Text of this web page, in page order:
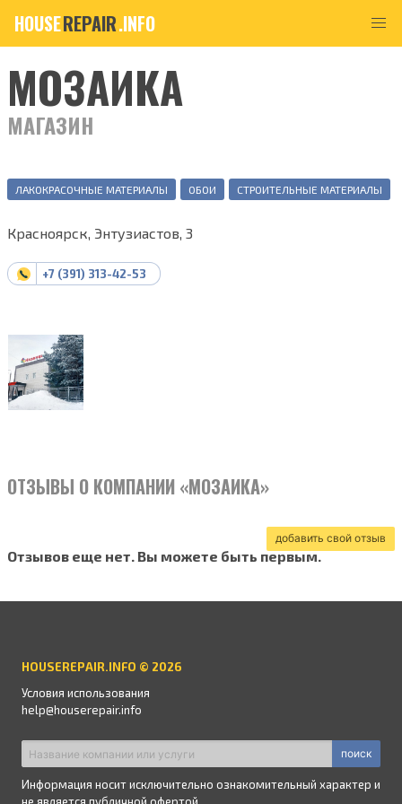
HOUSEREPAIR.INFO
МОЗАИКА
МАГАЗИН
ЛАКОКРАСОЧНЫЕ МАТЕРИАЛЫ ОБОИ СТРОИТЕЛЬНЫЕ МАТЕРИАЛЫ
Красноярск, Энтузиастов, 3
+7 (391) 313-42-53
ОТЗЫВЫ О КОМПАНИИ «МОЗАИКА»
добавить свой отзыв
Отзывов еще нет. Вы можете быть первым.
HOUSEREPAIR.INFO © 2026
Условия использования
help@houserepair.info
поиск
Информация носит исключительно ознакомительный характер и